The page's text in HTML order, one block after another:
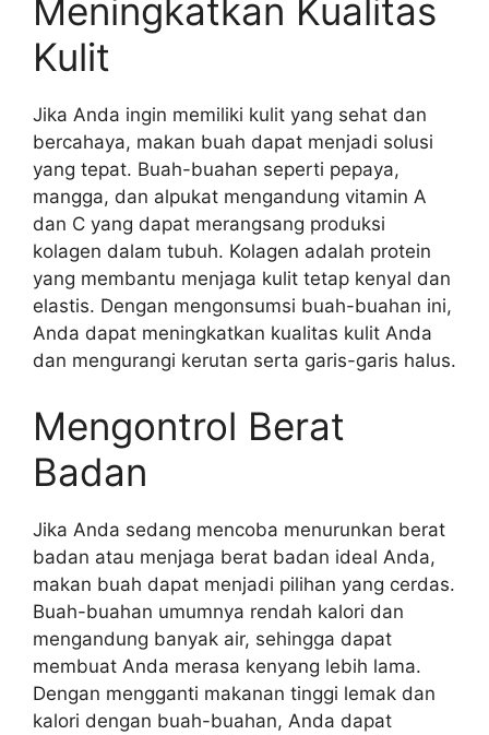
Meningkatkan Kualitas
Kulit
Jika Anda ingin memiliki kulit yang sehat dan
bercahaya, makan buah dapat menjadi solusi
yang tepat. Buah-buahan seperti pepaya,
mangga, dan alpukat mengandung vitamin A
dan C yang dapat merangsang produksi
kolagen dalam tubuh. Kolagen adalah protein
yang membantu menjaga kulit tetap kenyal dan
elastis. Dengan mengonsumsi buah-buahan ini,
Anda dapat meningkatkan kualitas kulit Anda
dan mengurangi kerutan serta garis-garis halus.
Mengontrol Berat
Badan
Jika Anda sedang mencoba menurunkan berat
badan atau menjaga berat badan ideal Anda,
makan buah dapat menjadi pilihan yang cerdas.
Buah-buahan umumnya rendah kalori dan
mengandung banyak air, sehingga dapat
membuat Anda merasa kenyang lebih lama.
Dengan mengganti makanan tinggi lemak dan
kalori dengan buah-buahan, Anda dapat